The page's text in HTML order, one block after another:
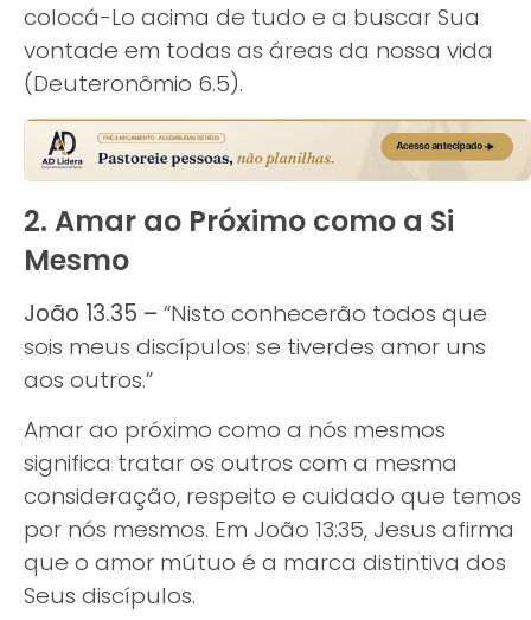
colocá-Lo acima de tudo e a buscar Sua
vontade em todas as áreas da nossa vida
(Deuteronômio 6.5).
2. Amar ao Próximo como a Si
Mesmo
João 13.35 – “Nisto conhecerão todos que
sois meus discípulos: se tiverdes amor uns
aos outros.”
Amar ao próximo como a nós mesmos
significa tratar os outros com a mesma
consideração, respeito e cuidado que temos
por nós mesmos. Em João 13:35, Jesus afirma
que o amor mútuo é a marca distintiva dos
Seus discípulos.